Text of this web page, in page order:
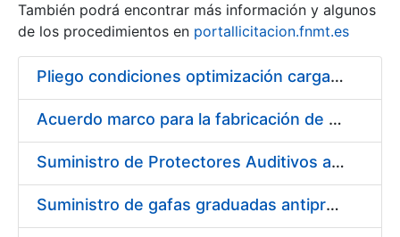
Show/Hide
También podrá encontrar más información y algunos
de los procedimientos en portallicitacion.fnmt.es
Pliego condiciones optimización cargas compras firmado
Acuerdo marco para la fabricación de piezas
Suministro de Protectores Auditivos a medida para las personas trabajadoras de los Centros de Trabajo de Madrid y Burgos
Suministro de gafas graduadas antiproyecciones para los trabajadores de la FNMT-RCM en los centros de trabajo de Madrid y Burgos